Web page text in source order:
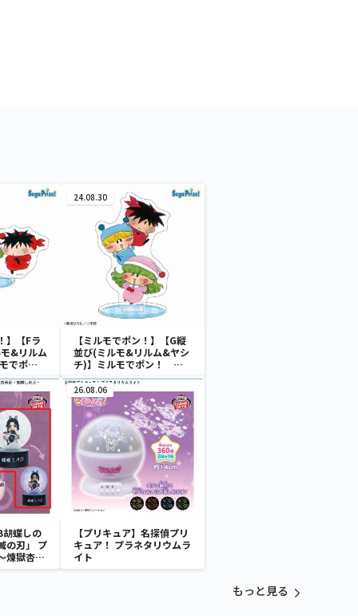
】【Fラ
&リルム
でポ
ンド
24.08.30
【ミルモでポン！】【G縦
並び(ミルモ&リルム&ヤシ
チ)】ミルモでポン！ ク
リアスタンド
胡蝶しの
の刃」 プ
煉獄杏寿
26.08.06
【プリキュア】名探偵プリ
キュア！ プラネタリウムラ
イト
もっと見る